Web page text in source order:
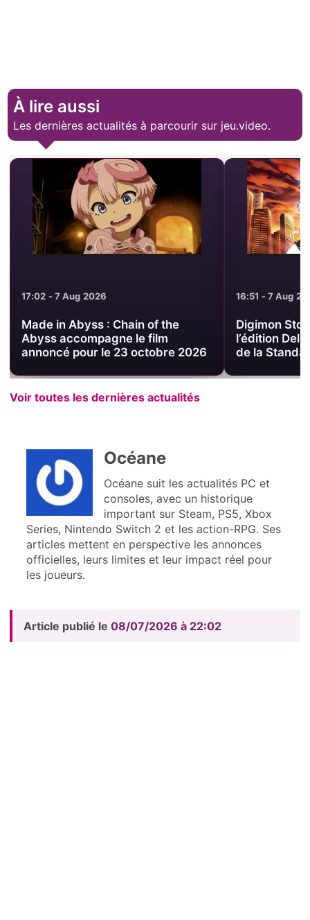
À lire aussi
Les dernières actualités à parcourir sur jeu.video.
16:51 - 7 Aug 2026
Digimon Story Time Stranger :
l’édition Deluxe passe sous le prix
de la Standard sur PS5
16:38 - 7 Aug
Digimon
Deluxe PS5
août
Voir toutes les dernières actualités
Océane
Océane suit les actualités PC et
consoles, avec un historique
important sur Steam, PS5, Xbox
Series, Nintendo Switch 2 et les action-RPG. Ses
articles mettent en perspective les annonces
officielles, leurs limites et leur impact réel pour
les joueurs.
Article publié le 08/07/2026 à 22:02